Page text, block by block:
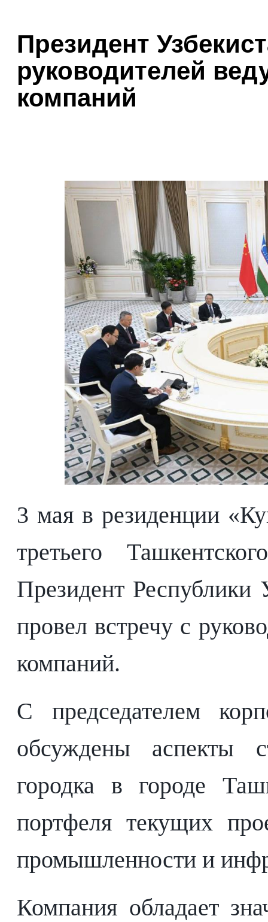
Президент
руководителей
компаний
3 мая в резиденции
третьего
Президент Республики
провел встречу с
компаний.
С председателем
обсуждены аспекты
городка в городе
портфеля текущих
промышленности и
Компания обладает